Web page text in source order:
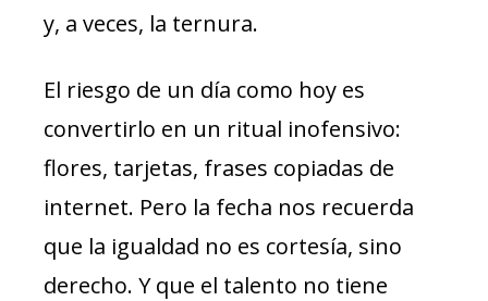
y, a veces, la ternura.
El riesgo de un día como hoy es
convertirlo en un ritual inofensivo:
flores, tarjetas, frases copiadas de
internet. Pero la fecha nos recuerda
que la igualdad no es cortesía, sino
derecho. Y que el talento no tiene